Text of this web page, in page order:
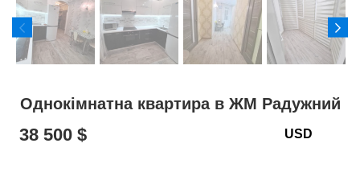
Однокімнатна квартира в ЖМ Радужний
38 500 $